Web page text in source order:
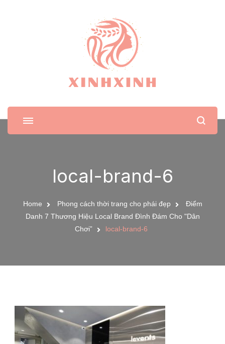
XinhXinh
Trang tin tức cho phái đẹp
local-brand-6
Home Phong cách thời trang cho phái đẹp
Điểm
Danh 7 Thương Hiệu Local Brand Đình Đám Cho "Dân
Chơi”
local-brand-6